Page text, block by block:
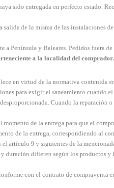
sido entregada en perfecto estado.
de la misma de las
Península y Baleares. Pedidos fuera
a la localidad del comprador.
en virtud de la normativa contenida
para exigir el saneamiento cuando
Cuando la reparación
de la entrega para que el
de la entrega, correspondiendo al
artículo 9 y siguientes de la
difieren según los productos y
con el contrato de compraventa